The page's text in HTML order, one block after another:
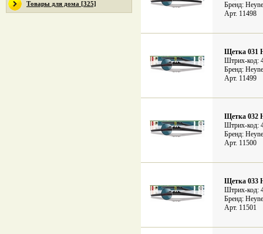
Товары для дома [325]
Бренд:
Арт. 11498
Щетка 031
Штрих-код:
Бренд:
Арт. 11499
Щетка 032
Штрих-код:
Бренд:
Арт. 11500
Щетка 033
Штрих-код:
Бренд:
Арт. 11501